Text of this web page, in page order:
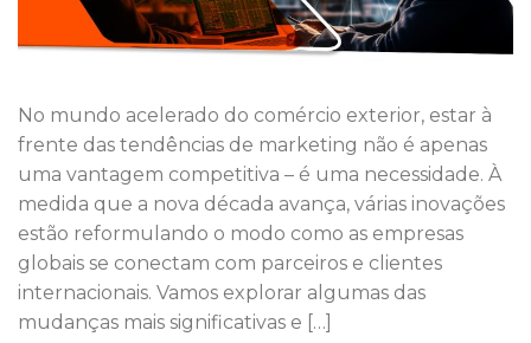
No mundo acelerado do comércio exterior, estar à
frente das tendências de marketing não é apenas
uma vantagem competitiva – é uma necessidade. À
medida que a nova década avança, várias inovações
estão reformulando o modo como as empresas
globais se conectam com parceiros e clientes
internacionais. Vamos explorar algumas das
mudanças mais significativas e […]